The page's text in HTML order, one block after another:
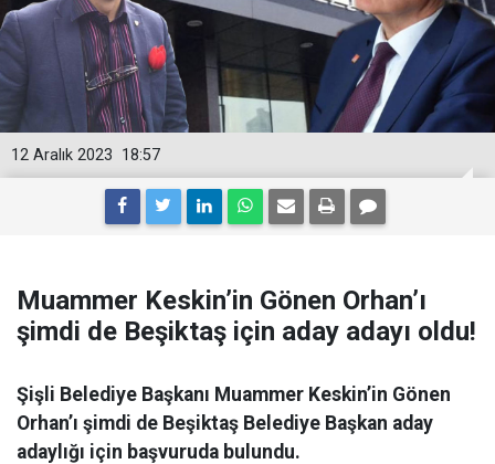
18:57
12 Aralık 2023
Muammer Keskin’in Gönen Orhan’ı
şimdi de Beşiktaş için aday adayı oldu!
Şişli Belediye Başkanı Muammer Keskin’in Gönen
Orhan’ı şimdi de Beşiktaş Belediye Başkan aday
adaylığı için başvuruda bulundu.